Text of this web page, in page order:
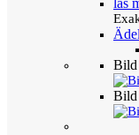
läs
Bild
Bild